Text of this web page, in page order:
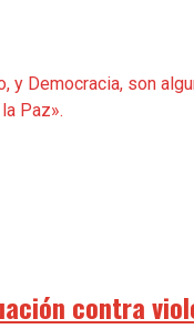
Democracia, son
Paz».
contra